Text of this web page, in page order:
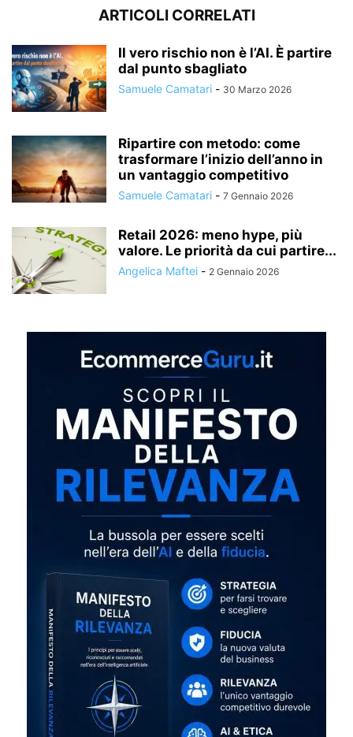
ARTICOLI CORRELATI
Il vero rischio non è l’AI. È partire
dal punto sbagliato
Samuele Camatari - 30 Marzo 2026
Ripartire con metodo: come
trasformare l’inizio dell’anno in
un vantaggio competitivo
Samuele Camatari - 7 Gennaio 2026
Retail 2026: meno hype, più
valore. Le priorità da cui partire...
Angelica Maftei - 2 Gennaio 2026